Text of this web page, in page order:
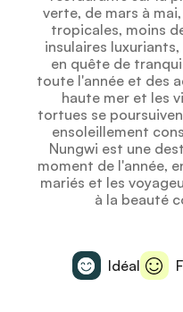
verte, de mars à
tropicales, moins
insulaires
en quête de
toute l'année et des
haute mer et les
tortues se
ensoleillement
Nungwi est une
moment de l'année,
mariés et les
à la beauté
Idéal